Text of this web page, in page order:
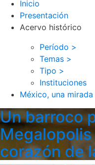
Inicio
Presentación
Acervo histórico
Período >
Temas >
Tipo >
Instituciones
México, una mirada
Un barroco
Megalopolis
corazón de